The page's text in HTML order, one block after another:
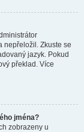
nepřeložil. Zkuste se
jazyk. Pokud
překlad. Více
jména?
zobrazeny u